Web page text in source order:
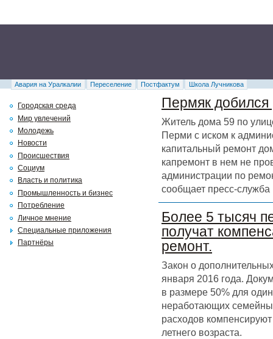
Авария на Уралкалии Переселение Постфактум Школа Лучникова
Пермяк добился
Житель дома 59 по
Перми с иском к
капитальный ремонт
капремонт в нем не
администрации по
сообщает пресс-служба
Более 5 тысяч
получат
ремонт.
Закон о
января 2016 года.
в размере 50% для
неработающих
расходов
летнего возраста.
Городская среда
Мир увлечений
Молодежь
Новости
Происшествия
Социум
Власть и политика
Промышленность и бизнес
Потребление
Личное мнение
Специальные приложения
Партнёры